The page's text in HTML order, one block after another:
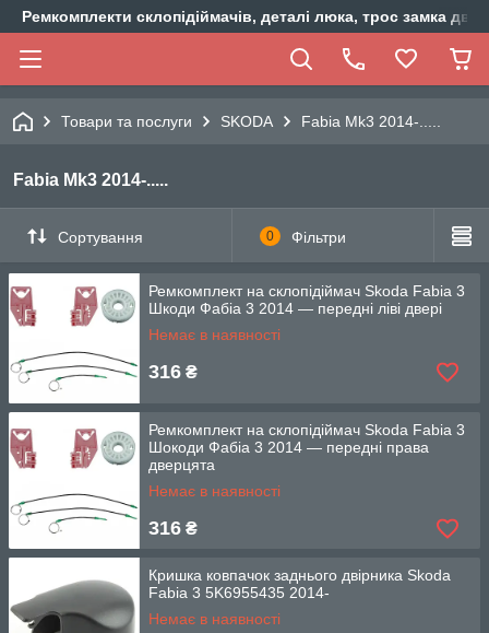
Ремкомплекти склопідіймачів, деталі люка, трос замка
Товари та послуги SKODA Fabia Mk3 2014-.....
Fabia Mk3 2014-.....
Сортування 0 Фільтри
Ремкомплект на склопідіймач Skoda Fabia 3
Шкоди Фабіа 3 2014 — передні ліві двері
Немає в наявності
316 ₴
Ремкомплект на склопідіймач Skoda Fabia 3
Шокоди Фабіа 3 2014 — передні права
дверцята
Немає в наявності
316 ₴
Кришка ковпачок заднього двірника Skoda
Fabia 3 5K6955435 2014-
Немає в наявності